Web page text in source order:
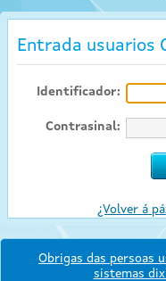
Entrada usuarios
Identificador:
Contrasinal:
¿Volver á
Obrigas das persoas
sistemas